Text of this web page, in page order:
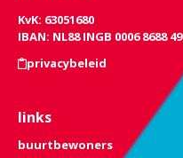
KvK: 63051680
IBAN: NL88 INGB 0006 8688 49
privacybeleid
links
buurtbewoners